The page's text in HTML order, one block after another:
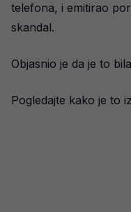
telefona, i emitirao
skandal.
Objasnio je da je to
Pogledajte kako je to